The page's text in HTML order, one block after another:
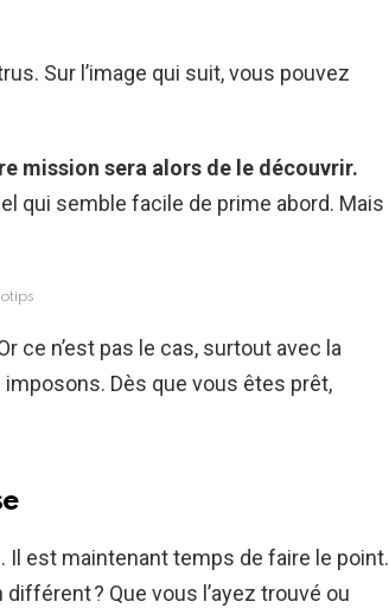
Sur l’image qui suit, vous pouvez
mission sera alors de le découvrir.
qui semble facile de prime abord. Mais
ce n’est pas le cas, surtout avec la
Dès que vous êtes prêt,
Il est maintenant temps de faire le point.
? Que vous l’ayez trouvé ou